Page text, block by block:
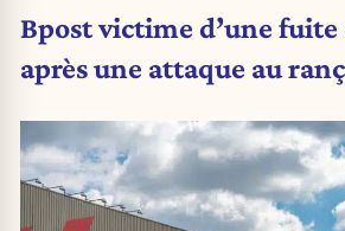
Bpost victime d’une fuite
après une attaque au